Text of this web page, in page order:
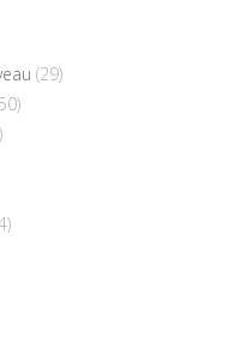
(29)